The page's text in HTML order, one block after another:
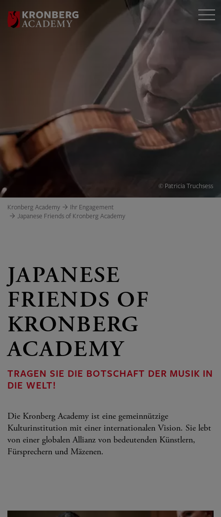
© Patricia Truchsess
Kronberg Academy
Ihr Engagement
Japanese Friends of Kronberg Academy
JAPANESE
FRIENDS OF
KRONBERG
ACADEMY
TRAGEN SIE DIE BOTSCHAFT DER MUSIK IN
DIE WELT!
Die Kronberg Academy ist eine gemeinnützige
Kulturinstitution mit einer internationalen Vision. Sie lebt
von einer globalen Allianz von bedeutenden Künstlern,
Fürsprechern und Mäzenen.